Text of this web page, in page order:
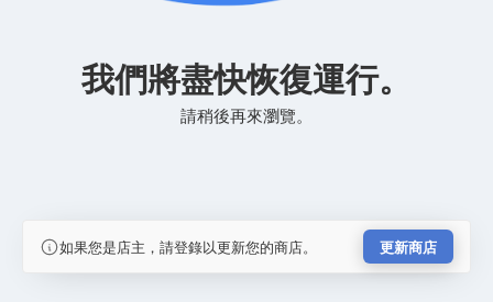
我們將盡快恢復運行。
請稍後再來瀏覽。
如果您是店主，請登錄以更新您的商店。 更新商店